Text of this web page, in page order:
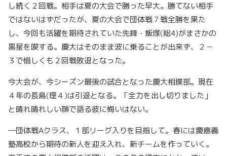
し続く２回戦。相手は夏の大会で勝った早大。勝てない相手
ではないはずだったが、夏の大会で団体戦７戦全勝を果た
し、今回も活躍を期待されていた先鋒・飯塚(総4)がまさかの
黒星を喫する。慶大はそのまま波に乗ることが出来ず、２－
３で惜しくも２回戦敗退となった。
今大会が、今シーズン最後の試合となった慶大相撲部。現在
４年の長島(理４)は引退となる。「全力を出し切りました」
と晴れ晴れしい顔で語る彼に悔いはない。
―団体戦Aクラス、１部リーグ入りを目指して。春には慶應義
塾高校から期待の新人を迎え入れ、新チームを作っていく。